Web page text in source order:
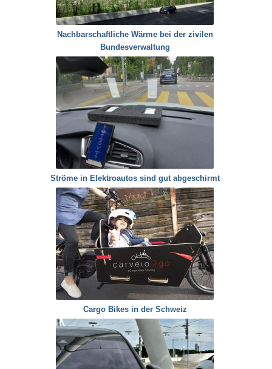
Nachbarschaftliche Wärme bei der zivilen
Bundesverwaltung
Ströme in Elektroautos sind gut abgeschirmt
Cargo Bikes in der Schweiz